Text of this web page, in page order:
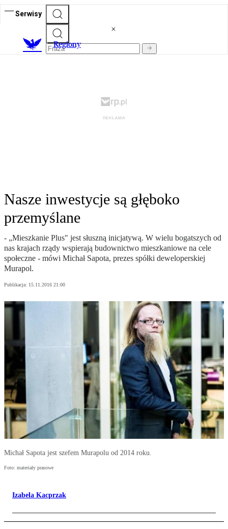
Serwisy
Regiony
Nasze inwestycje są głęboko
przemyślane
- „Mieszkanie Plus" jest słuszną inicjatywą. W wielu bogatszych od
nas krajach rządy wspierają budownictwo mieszkaniowe na cele
społeczne - mówi Michał Sapota, prezes spółki deweloperskiej
Murapol.
Publikacja: 15.11.2016 21:00
Michał Sapota jest szefem Murapolu od 2014 roku.
Foto: materiały prasowe
Izabela Kacprzak